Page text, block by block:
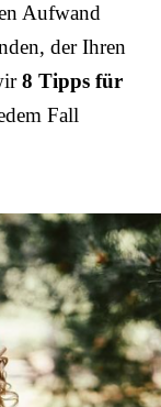
Aufwand
der Ihren
8 Tipps für
Fall